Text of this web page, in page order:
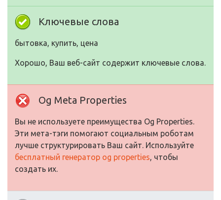
Ключевые слова
бытовка, купить, цена
Хорошо, Ваш веб-сайт содержит ключевые слова.
Og Meta Properties
Вы не используете преимущества Og Properties.
Эти мета-тэги помогают социальным роботам
лучше структурировать Ваш сайт. Используйте
бесплатный генератор og properties, чтобы
создать их.